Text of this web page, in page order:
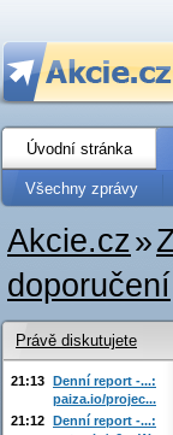
Úvodní stránka
Všechny zprávy
Akcie.cz»
doporučení
Právě diskutujete
21:13 Denní report -...:
paiza.io/projec...
21:12 Denní report -...: